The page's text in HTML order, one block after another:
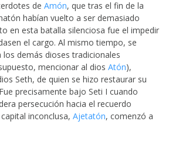
de Amón, que tras el fin de la
habían vuelto a ser demasiado
en esta batalla silenciosa fue el impedir
el cargo. Al mismo tiempo, se
demás dioses tradicionales
mencionar al dios Atón),
Seth, de quien se hizo restaurar su
precisamente bajo Seti I cuando
persecución hacia el recuerdo
inconclusa, Ajetatón, comenzó a